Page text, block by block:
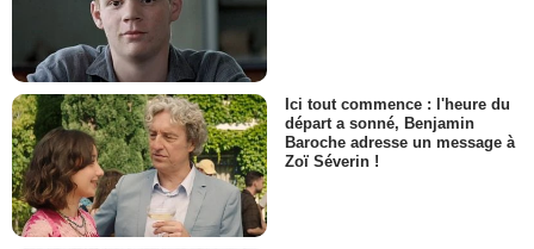
Ici tout commence : l'heure du
départ a sonné, Benjamin
Baroche adresse un message à
Zoï Séverin !